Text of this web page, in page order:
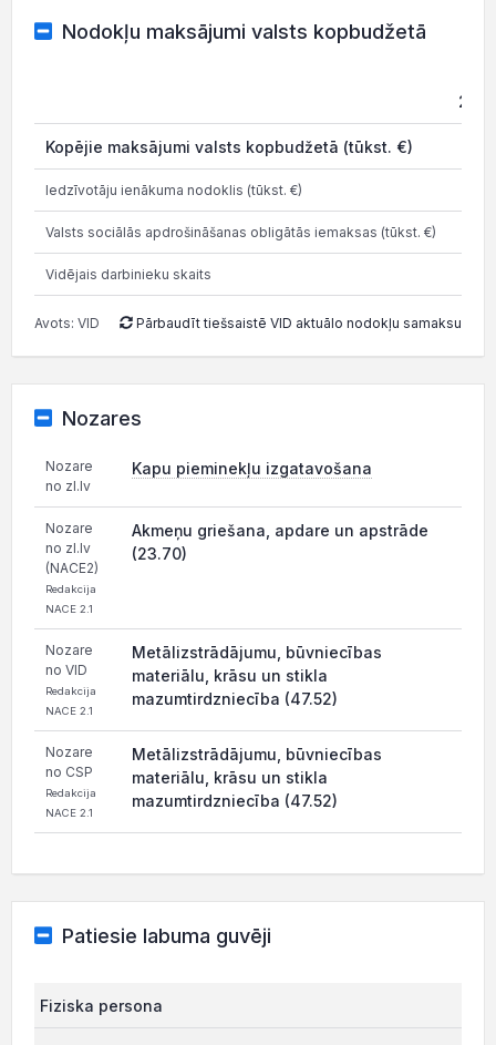
Nodokļu maksājumi valsts kopbudžetā
2025
Kopējie maksājumi valsts kopbudžetā (tūkst. €)
Iedzīvotāju ienākuma nodoklis (tūkst. €)
Valsts sociālās apdrošināšanas obligātās iemaksas (tūkst. €)
Vidējais darbinieku skaits
Avots: VID Pārbaudīt tiešsaistē VID aktuālo nodokļu samaksu
Nozares
Nozare
no zl.lv
Kapu pieminekļu izgatavošana
Nozare
no zl.lv
(NACE2)
Redakcija
NACE 2.1
Akmeņu griešana, apdare un apstrāde
(23.70)
Nozare
no VID
Redakcija
NACE 2.1
Metālizstrādājumu, būvniecības
materiālu, krāsu un stikla
mazumtirdzniecība (47.52)
Nozare
no CSP
Redakcija
NACE 2.1
Metālizstrādājumu, būvniecības
materiālu, krāsu un stikla
mazumtirdzniecība (47.52)
Patiesie labuma guvēji
Fiziska persona